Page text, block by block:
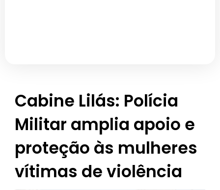
Cabine Lilás: Polícia
Militar amplia apoio e
proteção às mulheres
vítimas de violência